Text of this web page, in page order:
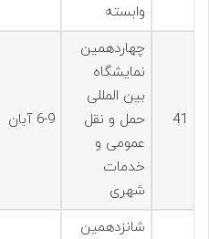
وابسته
41
چهاردهمین
نمایشگاه
بین المللی
حمل و نقل
عمومی و
خدمات
شهری
6-9 آبان
شانزدهمین